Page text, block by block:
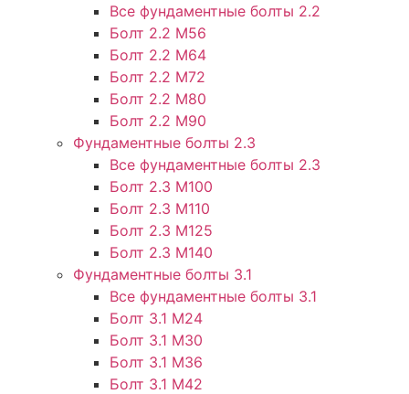
Все фундаментные болты 2.2
Болт 2.2 М56
Болт 2.2 М64
Болт 2.2 М72
Болт 2.2 М80
Болт 2.2 М90
Фундаментные болты 2.3
Все фундаментные болты 2.3
Болт 2.3 М100
Болт 2.3 М110
Болт 2.3 М125
Болт 2.3 М140
Фундаментные болты 3.1
Все фундаментные болты 3.1
Болт 3.1 М24
Болт 3.1 М30
Болт 3.1 М36
Болт 3.1 М42